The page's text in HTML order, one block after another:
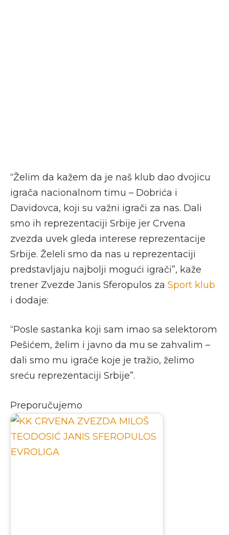
“Želim da kažem da je naš klub dao dvojicu
igrača nacionalnom timu – Dobrića i
Davidovca, koji su važni igrači za nas. Dali
smo ih reprezentaciji Srbije jer Crvena
zvezda uvek gleda interese reprezentacije
Srbije. Želeli smo da nas u reprezentaciji
predstavljaju najbolji mogući igrači”, kaže
trener Zvezde Janis Sferopulos za Sport klub
i dodaje:
“Posle sastanka koji sam imao sa selektorom
Pešićem, želim i javno da mu se zahvalim –
dali smo mu igrače koje je tražio, želimo
sreću reprezentaciji Srbije”.
Preporučujemo